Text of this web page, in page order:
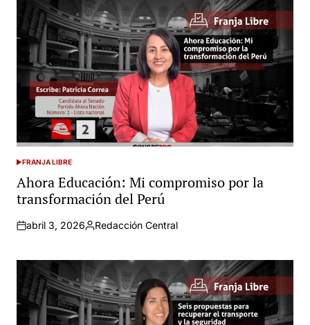
POSTED
IN
FRANJA LIBRE
Ahora Educación: Mi compromiso por la
transformación del Perú
abril 3, 2026
Posted
Redacción Central